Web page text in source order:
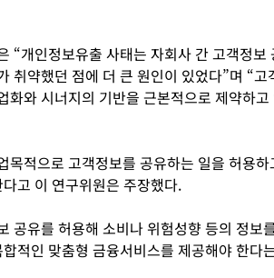
“개인정보유출 사태는 자회사 간 고객정보
취약했던 점에 더 큰 원인이 있었다”며 “고
화와 시너지의 기반을 근본적으로 제약하
목적으로 고객정보를 공유하는 일을 허용
고 이 연구위원은 주장했다.
공유를 허용해 소비나 위험성향 등의 정보
적인 맞춤형 금융서비스를 제공해야 한다